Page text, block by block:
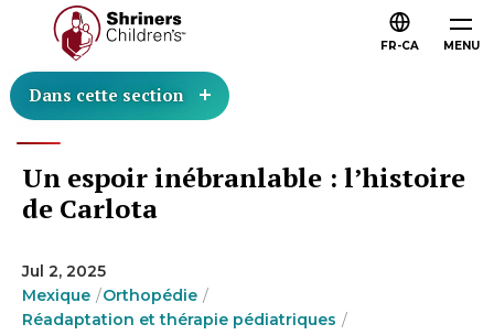
MENU
FR-CA
Dans cette section
Un espoir inébranlable : l’histoire
de Carlota
Jul 2, 2025
Mexique
Orthopédie
Réadaptation et thérapie pédiatriques